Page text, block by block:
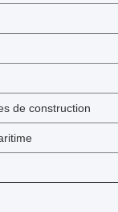
de construction